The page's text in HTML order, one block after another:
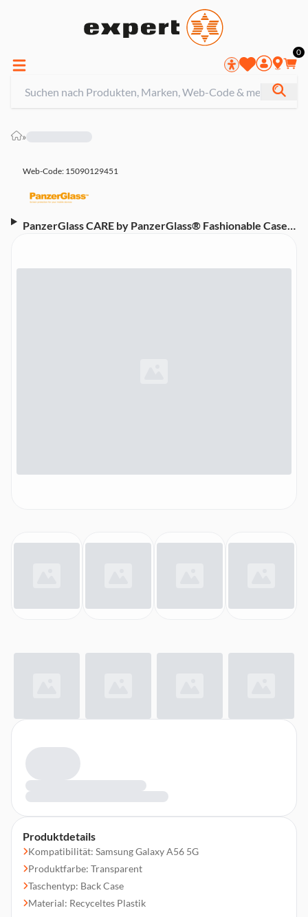
0
»
Web-Code: 15090129451
PanzerGlass CARE by PanzerGlass® Fashionable Case
Produktdetails
Kompatibilität: Samsung Galaxy A56 5G
Produktfarbe: Transparent
Taschentyp: Back Case
Material: Recyceltes Plastik